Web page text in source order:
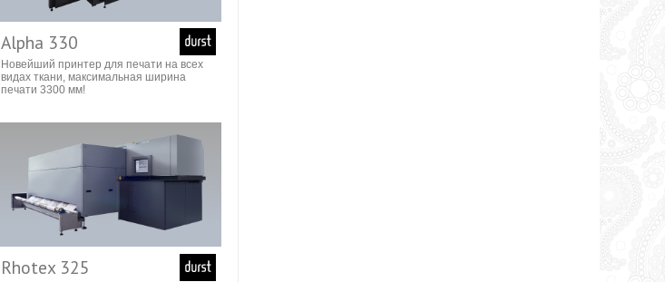
Alpha 330
Новейший принтер для печати на всех
видах ткани, максимальная ширина
печати 3300 мм!
Rhotex 325